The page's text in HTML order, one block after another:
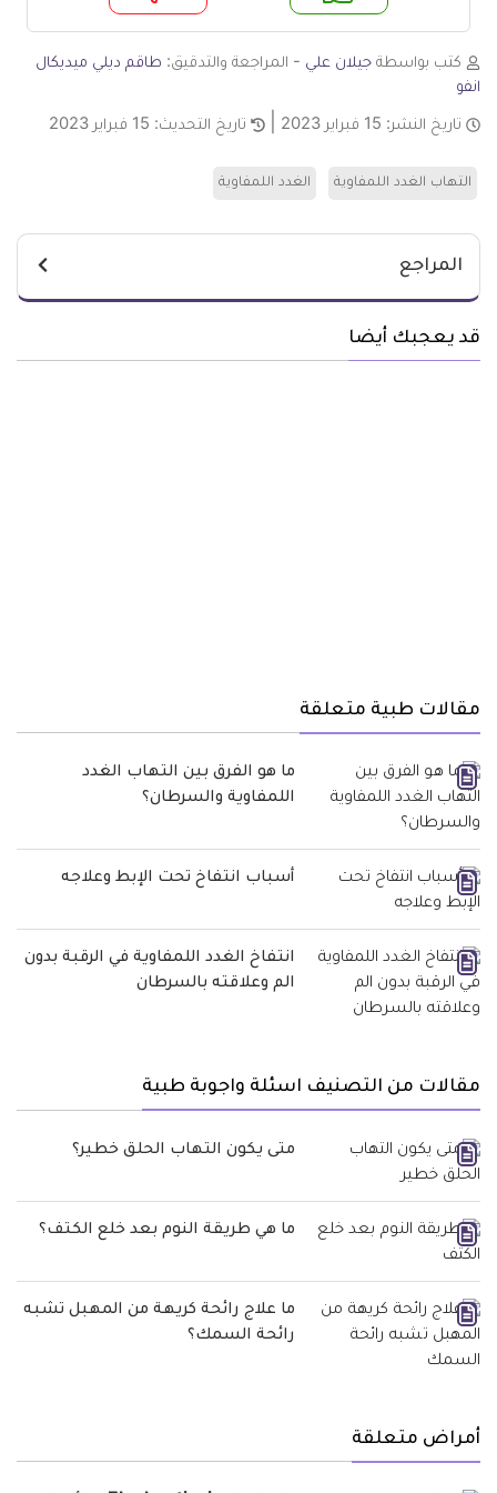
نعم لا
كتب بواسطة جيلان علي - المراجعة والتدقيق: طاقم ديلي ميديكال
انفو
تاريخ النشر: 15 فبراير 2023 تاريخ التحديث: 15 فبراير 2023
التهاب الغدد اللمفاوية الغدد اللمفاوية
المراجع
قد يعجبك أيضا
مقالات طبية متعلقة
ما هو الفرق بين التهاب الغدد
اللمفاوية والسرطان؟
أسباب انتفاخ تحت الإبط وعلاجه
انتفاخ الغدد اللمفاوية في الرقبة بدون
الم وعلاقته بالسرطان
مقالات من التصنيف اسئلة واجوبة طبية
متى يكون التهاب الحلق خطير؟
ما هي طريقة النوم بعد خلع الكتف؟
ما علاج رائحة كريهة من المهبل تشبه
رائحة السمك؟
أمراض متعلقة